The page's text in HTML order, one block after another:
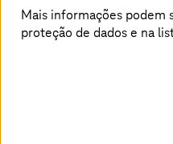
Simplificação radical
integração contínua
Mais informações podem
proteção de dados e na